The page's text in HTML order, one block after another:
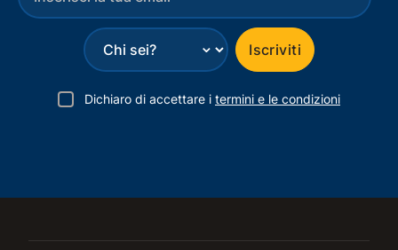
⌄ Iscriviti
Dichiaro di accettare i termini e le condizioni